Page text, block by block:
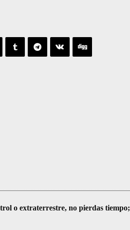
o extraterrestre, no pierdas tiempo;